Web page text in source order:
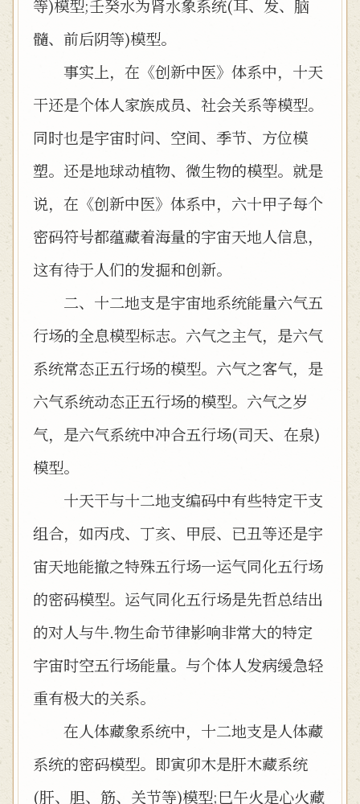
等)模型;壬癸水为肾水象系统(耳、发、脑
髓、前后阴等)模型。
事实上，在《创新中医》体系中，十天
干还是个体人家族成员、社会关系等模型。
同时也是宇宙时问、空间、季节、方位模
塑。还是地球动植物、微生物的模型。就是
说，在《创新中医》体系中，六十甲子每个
密码符号都蕴藏着海量的宇宙天地人信息，
这有待于人们的发掘和创新。
二、十二地支是宇宙地系统能量六气五
行场的全息模型标志。六气之主气，是六气
系统常态正五行场的模型。六气之客气，是
六气系统动态正五行场的模型。六气之岁
气，是六气系统中冲合五行场(司天、在泉)
模型。
十天干与十二地支编码中有些特定干支
组合，如丙戌、丁亥、甲辰、已丑等还是宇
宙天地能撤之特殊五行场一运气同化五行场
的密码模型。运气同化五行场是先哲总结出
的对人与牛.物生命节律影响非常大的特定
宇宙时空五行场能量。与个体人发病缓急轻
重有极大的关系。
在人体藏象系统中，十二地支是人体藏
系统的密码模型。即寅卯木是肝木藏系统
(肝、胆、筋、关节等)模型;巳午火是心火藏